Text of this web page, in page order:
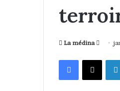
La médina
o
Facebook X